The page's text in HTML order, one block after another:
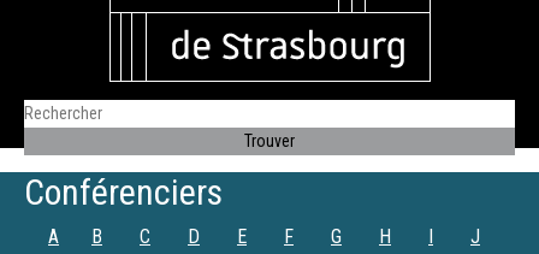
Conférenciers
A B C D E F G H I
J